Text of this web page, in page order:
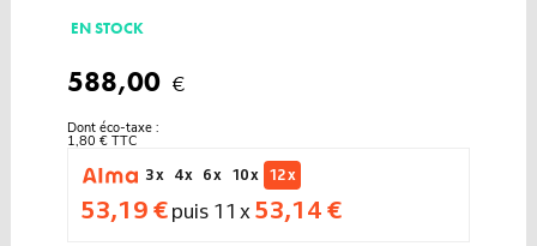
EN STOCK
588,00 €
Dont éco-taxe :
1,80 € TTC
3 x
4 x 6 x 10 x 12 x
53,19 €puis 11 x 53,14 €